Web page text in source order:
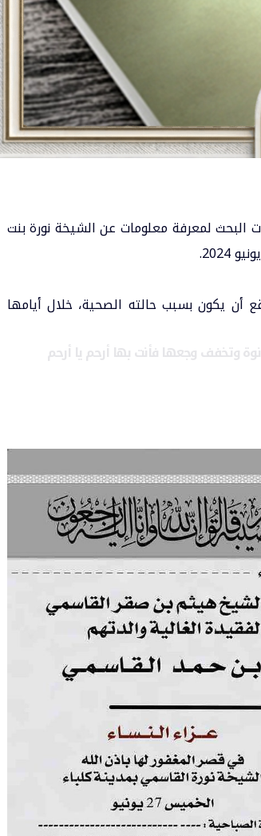
البحث لمعرفة معلومات عن الشيخة نورة بنت
يكون بسبب حالته الصحية، خلال أيامها
وتخفف وجعها فأنت بها أرحم يا أرحم